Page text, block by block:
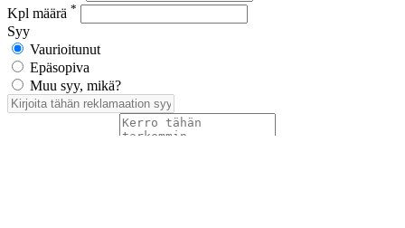
Kpl määrä *
Syy
Vaurioitunut
Epäsopiva
Muu syy, mikä?